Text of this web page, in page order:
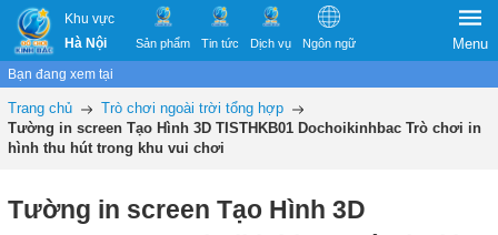
Khu vực
Hà Nội
Sản phẩm Tin tức Dịch vụ Ngôn ngữ Menu
Bạn đang xem tại
Trang chủ
Trò chơi ngoài trời tổng hợp
Tường in screen Tạo Hình 3D TISTHKB01 Dochoikinhbac Trò chơi in
hình thu hút trong khu vui chơi
Tường in screen Tạo Hình 3D